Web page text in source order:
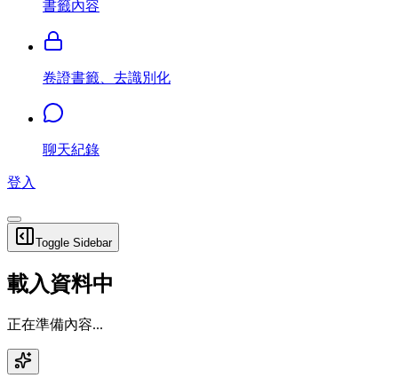
書籤內容
卷證書籤、去識別化
聊天紀錄
登入
Toggle Sidebar
載入資料中
正在準備內容...